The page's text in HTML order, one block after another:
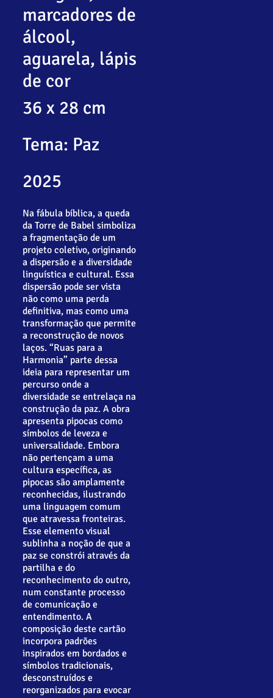
marcadores de
álcool,
aguarela, lápis
de cor
36 x 28 cm
Tema: Paz
2025
Na fábula bíblica, a queda
da Torre de Babel simboliza
a fragmentação de um
projeto coletivo, originando
a dispersão e a diversidade
linguística e cultural. Essa
dispersão pode ser vista
não como uma perda
definitiva, mas como uma
transformação que permite
a reconstrução de novos
laços. “Ruas para a
Harmonia” parte dessa
ideia para representar um
percurso onde a
diversidade se entrelaça na
construção da paz. A obra
apresenta pipocas como
símbolos de leveza e
universalidade. Embora
não pertençam a uma
cultura específica, as
pipocas são amplamente
reconhecidas, ilustrando
uma linguagem comum
que atravessa fronteiras.
Esse elemento visual
sublinha a noção de que a
paz se constrói através da
partilha e do
reconhecimento do outro,
num constante processo
de comunicação e
entendimento. A
composição deste cartão
incorpora padrões
inspirados em bordados e
símbolos tradicionais,
desconstruídos e
reorganizados para evocar